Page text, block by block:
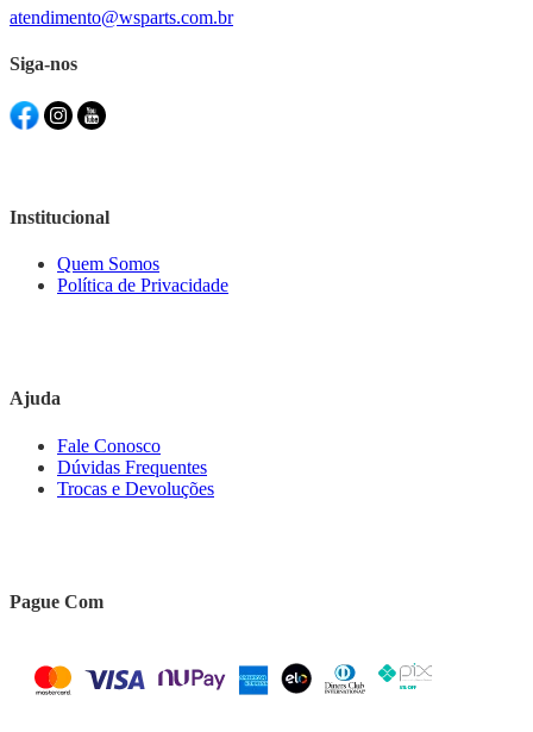
atendimento@wsparts.com.br
Siga-nos
Institucional
Quem Somos
Política de Privacidade
Ajuda
Fale Conosco
Dúvidas Frequentes
Trocas e Devoluções
Pague Com